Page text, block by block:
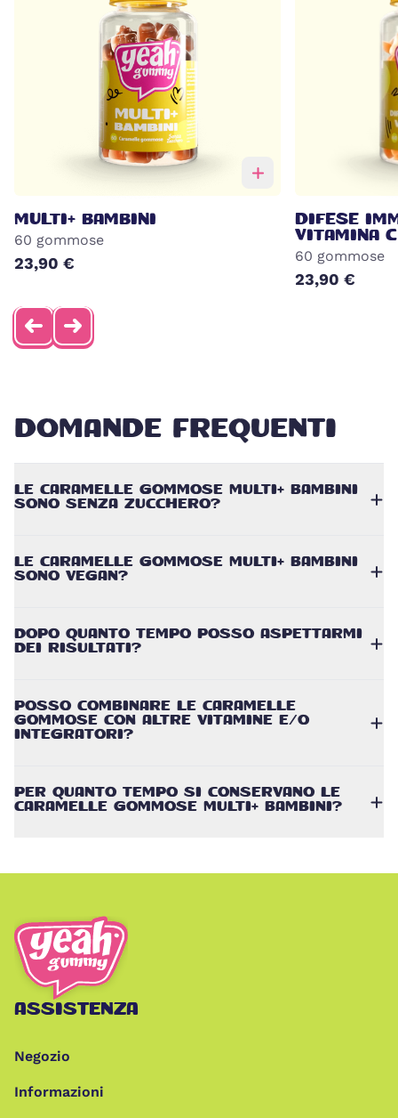
MULTI+ BAMBINI
60 gommose
23,90 €
DIFESE
VITAMINA C
60 gommose
23,90 €
DOMANDE FREQUENTI
LE CARAMELLE GOMMOSE MULTI+ BAMBINI
SONO SENZA ZUCCHERO?
LE CARAMELLE GOMMOSE MULTI+ BAMBINI
SONO VEGAN?
DOPO QUANTO TEMPO POSSO ASPETTARMI
DEI RISULTATI?
POSSO COMBINARE LE CARAMELLE
GOMMOSE CON ALTRE VITAMINE E/O
INTEGRATORI?
PER QUANTO TEMPO SI CONSERVANO LE
CARAMELLE GOMMOSE MULTI+ BAMBINI?
ASSISTENZA
Negozio
Informazioni